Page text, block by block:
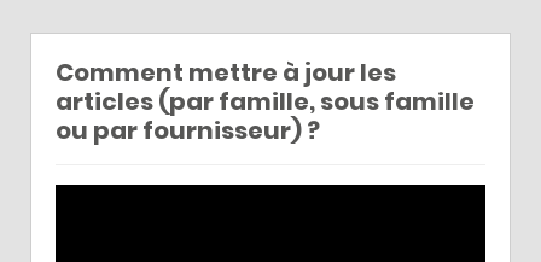
Comment mettre à jour les
articles (par famille, sous famille
ou par fournisseur) ?